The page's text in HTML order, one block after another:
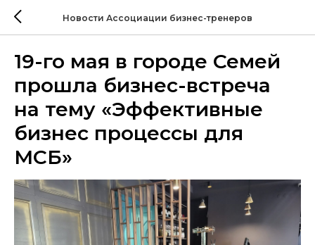
Новости Ассоциации бизнес-тренеров
19-го мая в городе Семей
прошла бизнес-встреча
на тему «Эффективные
бизнес процессы для
МСБ»